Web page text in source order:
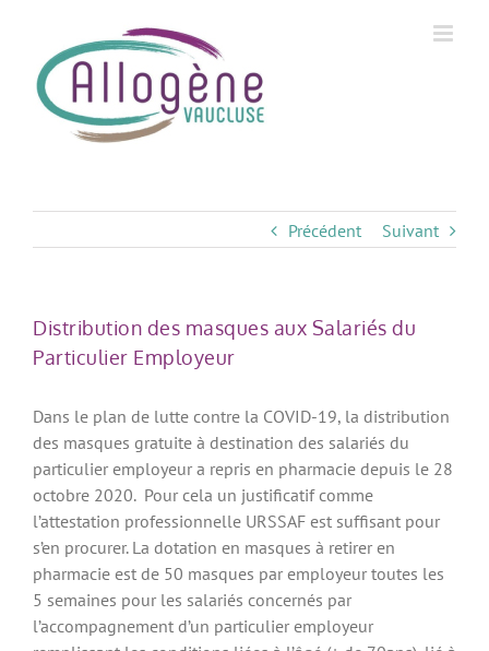
content
Précédent Suivant
Distribution des masques aux Salariés du
Particulier Employeur
Dans le plan de lutte contre la COVID-19, la distribution
des masques gratuite à destination des salariés du
particulier employeur a repris en pharmacie depuis le 28
octobre 2020. Pour cela un justificatif comme
l’attestation professionnelle URSSAF est suffisant pour
s’en procurer. La dotation en masques à retirer en
pharmacie est de 50 masques par employeur toutes les
5 semaines pour les salariés concernés par
l’accompagnement d’un particulier employeur